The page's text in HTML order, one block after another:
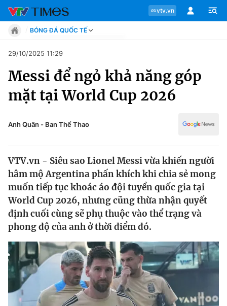
vtv.vn
Chuyên mục
Tin tức
Phong cách
Chân dung
Sự kiện
Bóng đá
Thể thao Điện tử
BÓNG ĐÁ QUỐC TẾ
Move
Phong cách
Sự kiện
Thể thao điện tử
Bên lề
29/10/2025 11:29
Messi để ngỏ khả năng góp
mặt tại World Cup 2026
Anh Quân - Ban Thể Thao
VTV.vn - Siêu sao Lionel Messi vừa khiến người
hâm mộ Argentina phấn khích khi chia sẻ mong
muốn tiếp tục khoác áo đội tuyển quốc gia tại
World Cup 2026, nhưng cũng thừa nhận quyết
định cuối cùng sẽ phụ thuộc vào thể trạng và
phong độ của anh ở thời điểm đó.